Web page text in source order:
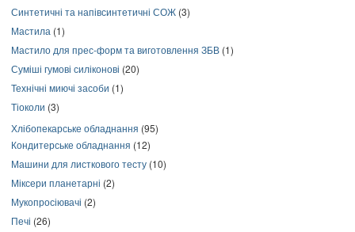
Синтетичні та напівсинтетичні СОЖ (3)
Мастила (1)
Мастило для прес-форм та виготовлення ЗБВ (1)
Суміші гумові силіконові (20)
Технічні миючі засоби (1)
Тіоколи (3)
Хлібопекарське обладнання (95)
Кондитерське обладнання (12)
Машини для листкового тесту (10)
Міксери планетарні (2)
Мукопросіювачі (2)
Печі (26)